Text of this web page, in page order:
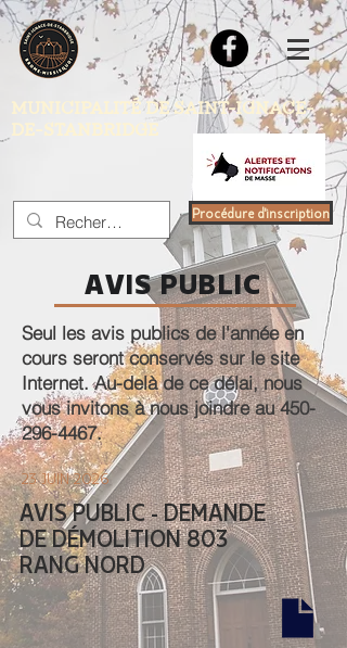
MUNICIPALITÉ DE SAINT-IGNACE-
DE-STANBRIDGE
Procédure d'inscription
AVIS PUBLIC
Seul les avis publics de l'année en
cours seront conservés sur le site
Internet. Au-delà de ce délai, nous
vous invitons à nous joindre au450-
296-4467.
23 JUIN 2026
AVIS PUBLIC - DEMANDE
DE DÉMOLITION 803
RANG NORD